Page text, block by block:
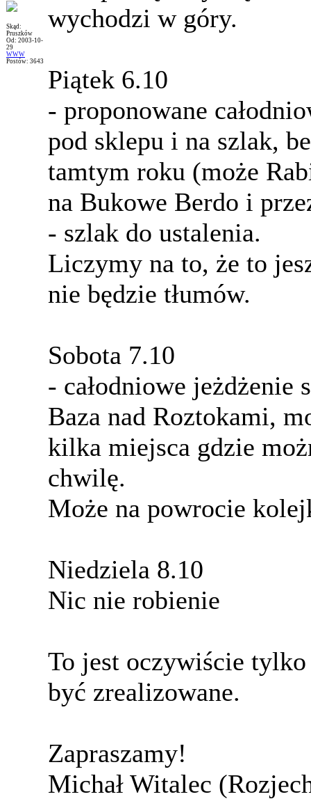
Skąd:
Pruszków
Od: 2003-10-
29
WWW
Postów: 3643
wychodzi w góry.
Piątek 6.10
- proponowane
pod sklepu i na szlak,
tamtym roku (może
na Bukowe Berdo i
- szlak do ustalenia.
Liczymy na to, że to
nie będzie tłumów.
Sobota 7.10
- całodniowe jeżdżenie
Baza nad Roztokami,
kilka miejsca gdzie
chwilę.
Może na powrocie
Niedziela 8.10
Nic nie robienie
To jest oczywiście
być zrealizowane.
Zapraszamy!
Michał Witalec